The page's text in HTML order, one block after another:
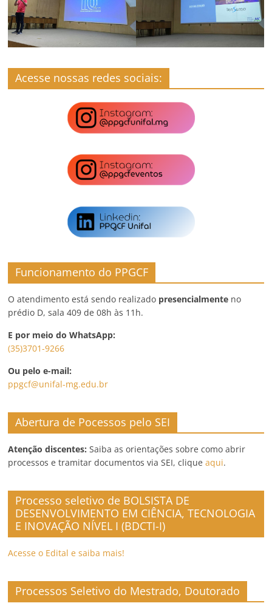
Acesse nossas redes sociais:
Funcionamento do PPGCF
O atendimento está sendo realizado presencialmente no
prédio D, sala 409 de 08h às 11h.
E por meio do WhatsApp:
(35)3701-9266
Ou pelo e-mail:
ppgcf@unifal-mg.edu.br
Abertura de Pocessos pelo SEI
Atenção discentes: Saiba as orientações sobre como abrir
processos e tramitar documentos via SEI, cliqueaqui.
Processo seletivo de BOLSISTA DE
DESENVOLVIMENTO EM CIÊNCIA, TECNOLOGIA
E INOVAÇÃO NÍVEL I (BDCTI-I)
Acesse o Edital e saiba mais!
Processos Seletivo do Mestrado, Doutorado